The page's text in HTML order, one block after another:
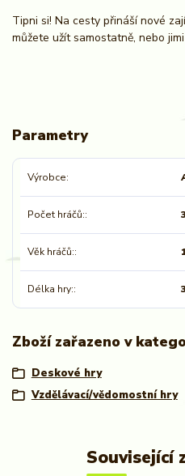
Tipni si! Na cesty přináší nové
můžete užít samostatně, nebo
Parametry
Výrobce
Počet hráčů:
Věk hráčů:
Délka hry:
Zboží zařazeno v
Deskové hry
Vzdělávací/vědomostní hry
Související